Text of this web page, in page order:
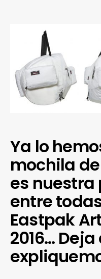
Ya lo
mochila
es
entre
Eastpak
2016…